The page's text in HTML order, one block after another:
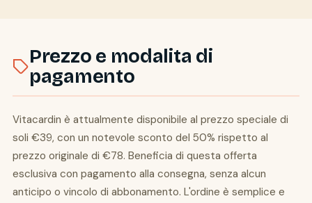
Prezzo e modalita di
pagamento
Vitacardin è attualmente disponibile al prezzo speciale di
soli €39, con un notevole sconto del 50% rispetto al
prezzo originale di €78. Beneficia di questa offerta
esclusiva con pagamento alla consegna, senza alcun
anticipo o vincolo di abbonamento. L'ordine è semplice e